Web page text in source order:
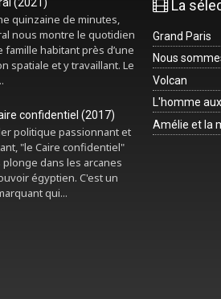
quinzaine de minutes,
nous montre le quotidien
famille habitant près d’une
spatiale et y travaillant. Le
confidentiel (2017)
politique passionnant et
"le Caire confidentiel"
dans les arcanes
égyptien. C'est un
qui...
La
Grand Paris
Nous
Volcan
L'homme
Amélie et la